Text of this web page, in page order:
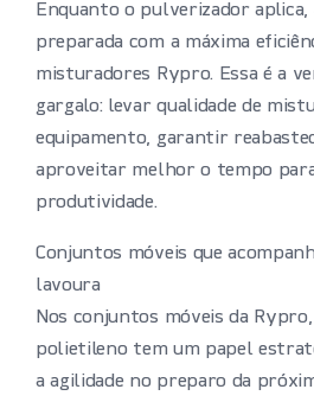
Enquanto o pulverizador aplica,
preparada com a máxima
misturadores Rypro. Essa é a
gargalo: levar qualidade de
equipamento, garantir
aproveitar melhor o tempo
produtividade.
Conjuntos móveis que
lavoura
Nos conjuntos móveis da
polietileno tem um papel
a agilidade no preparo da